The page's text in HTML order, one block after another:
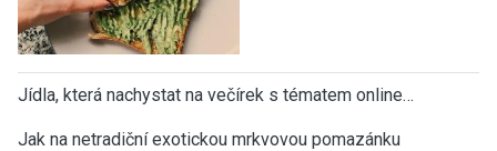
Jídla, která nachystat na večírek s tématem online…
Jak na netradiční exotickou mrkvovou pomazánku